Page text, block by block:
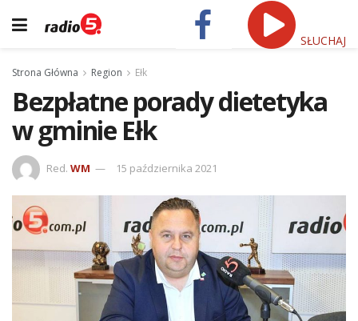
SŁUCHAJ
Strona Główna Region Ełk
Bezpłatne porady dietetyka
w gminie Ełk
Red. WM 15 października 2021